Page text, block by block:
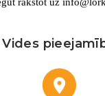
rakstot uz
Vides